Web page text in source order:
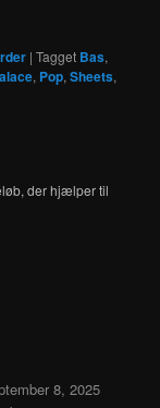
|Tagget Bas,
, Pop,Sheets,
der hjælper til
8, 2025